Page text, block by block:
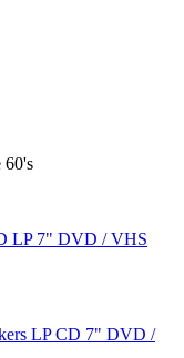
60's
LP 7" DVD / VHS
LPCD 7" DVD /